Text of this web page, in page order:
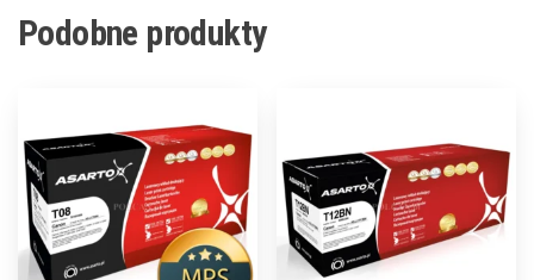
Podobne produkty